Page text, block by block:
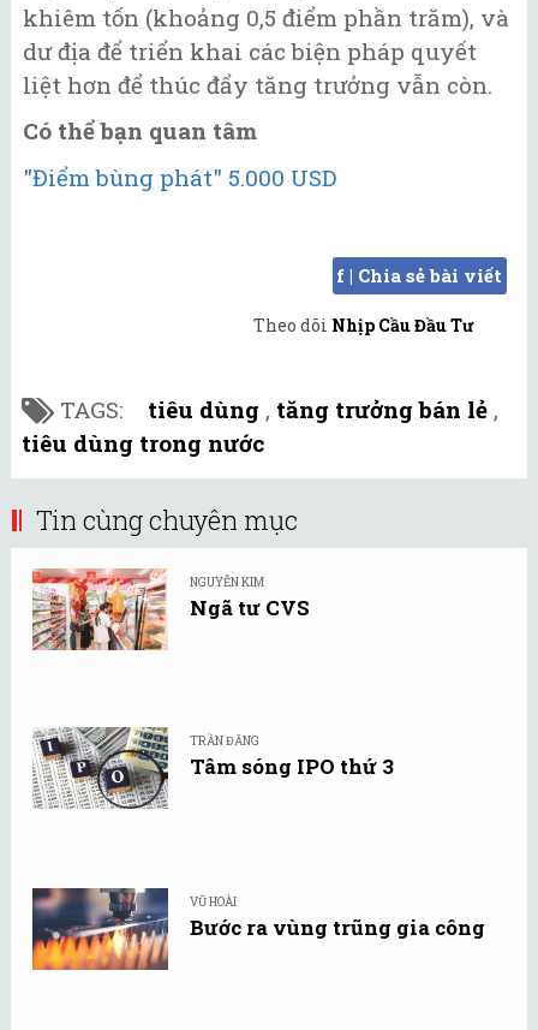
khiêm tốn (khoảng 0,5 điểm phần trăm), và
dư địa để triển khai các biện pháp quyết
liệt hơn để thúc đẩy tăng trưởng vẫn còn.
Có thể bạn quan tâm
"Điểm bùng phát" 5.000 USD
f | Chia sẻ bài viết
Theo dõi Nhịp Cầu Đầu Tư
TAGS: tiêu dùng , tăng trưởng bán lẻ ,
tiêu dùng trong nước
Tin cùng chuyên mục
NGUYỄN KIM
Ngã tư CVS
TRẦN ĐĂNG
Tâm sóng IPO thứ 3
VŨ HOÀI
Bước ra vùng trũng gia công